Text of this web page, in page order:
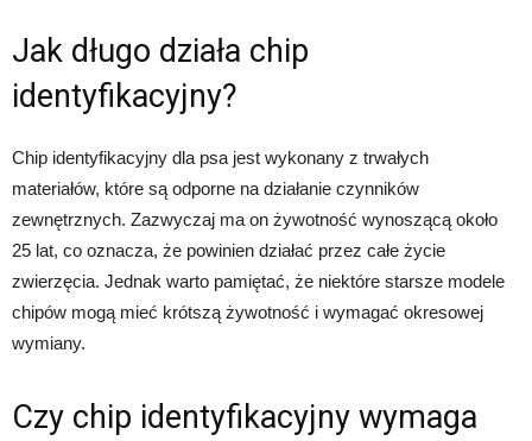
Jak długo działa chip
identyfikacyjny?
Chip identyfikacyjny dla psa jest wykonany z trwałych
materiałów, które są odporne na działanie czynników
zewnętrznych. Zazwyczaj ma on żywotność wynoszącą około
25 lat, co oznacza, że powinien działać przez całe życie
zwierzęcia. Jednak warto pamiętać, że niektóre starsze modele
chipów mogą mieć krótszą żywotność i wymagać okresowej
wymiany.
Czy chip identyfikacyjny wymaga